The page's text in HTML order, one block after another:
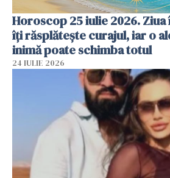
Horoscop 25 iulie 2026.
îți răsplătește curajul, iar o
inimă poate schimba totul
24 IULIE 2026